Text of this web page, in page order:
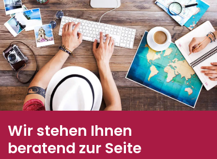
Wir stehen Ihnen
beratend zur Seite